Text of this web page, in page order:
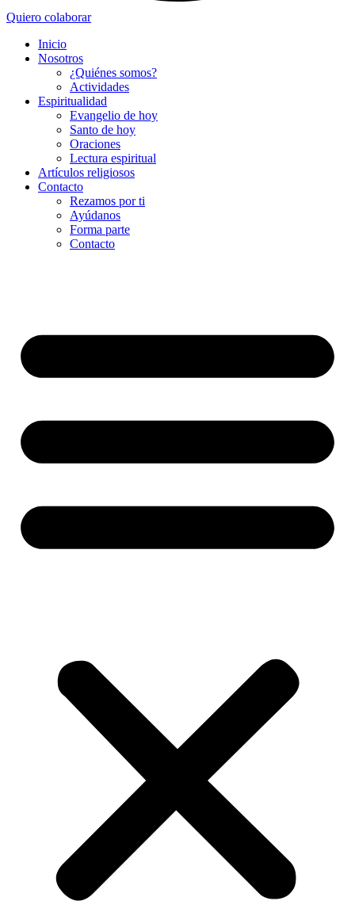
Quiero colaborar
Inicio
Nosotros
¿Quiénes somos?
Actividades
Espiritualidad
Evangelio de hoy
Santo de hoy
Oraciones
Lectura espiritual
Artículos religiosos
Contacto
Rezamos por ti
Ayúdanos
Forma parte
Contacto